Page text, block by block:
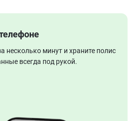
минут и храните полис
всегда под рукой.